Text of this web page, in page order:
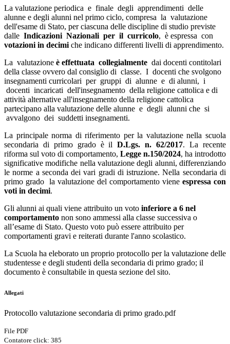
La valutazione periodica e finale degli apprendimenti delle
alunne e degli alunni nel primo ciclo, compresa la valutazione
dell'esame di Stato, per ciascuna delle discipline di studio previste
dalle Indicazioni Nazionali per il curricolo, è espressa con
votazioni in decimi che indicano differenti livelli di apprendimento.
La valutazione è effettuata collegialmente dai docenti contitolari
della classe ovvero dal consiglio di classe. I docenti che svolgono
insegnamenti curricolari per gruppi di alunne e di alunni, i
docenti incaricati dell'insegnamento della religione cattolica e di
attività alternative all'insegnamento della religione cattolica
partecipano alla valutazione delle alunne e degli alunni che si
avvalgono dei suddetti insegnamenti.
La principale norma di riferimento per la valutazione nella scuola
secondaria di primo grado è ilD.Lgs. n. 62/2017.La recente
riforma sul voto di comportamento, Legge n.150/2024, ha introdotto
significative modifiche nella valutazione degli alunni, differenziando
le norme a seconda dei vari gradi di istruzione. Nella secondaria di
primo grado la valutazione del comportamento viene espressa con
voti in decimi.
Gli alunni ai quali viene attribuito un voto inferiore a 6 nel
comportamento non sono ammessi alla classe successiva o
all’esame di Stato. Questo voto può essere attribuito per
comportamenti gravi e reiterati durante l'anno scolastico.
La Scuola ha eleborato un proprio protocollo per la valutazione delle
studentesse e degli studenti della secondaria di primo grado; il
documento è consultabile in questa sezione del sito.
Allegati
Protocollo valutazione secondaria di primo grado.pdf
File PDF
Contatore click: 385